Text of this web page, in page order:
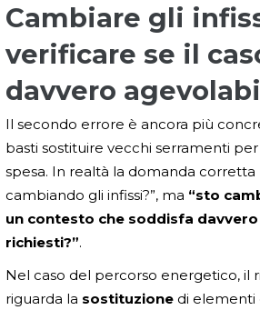
Cambiare gli
verificare se il
davvero
Il secondo errore è ancora più
basti sostituire vecchi serramenti
spesa. In realtà la domanda corretta
cambiando gli infissi?”, ma “sto
un contesto che soddisfa
richiesti?”.
Nel caso del percorso energetico, il
riguarda la sostituzione di elementi